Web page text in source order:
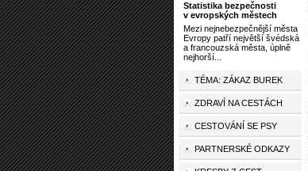
Statistika bezpečnosti
v evropských městech
Mezi nejnebezpečnější města
Evropy patří největší švédská
a francouzská města, úplně
nejhorší...
TÉMA: ZÁKAZ BUREK
ZDRAVÍ NA CESTÁCH
CESTOVÁNÍ SE PSY
PARTNERSKÉ ODKAZY